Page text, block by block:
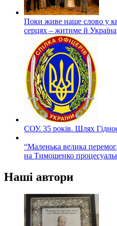
Поки живе наше слово у
серцях – житиме й Україна
СОУ. 35 років. Шлях
“Маленька велика
на Тимошенко
Наші автори